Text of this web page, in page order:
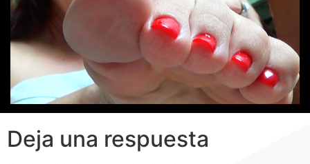
Deja una respuesta